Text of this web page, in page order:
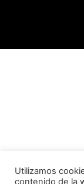
Utilizamos
contenido de la